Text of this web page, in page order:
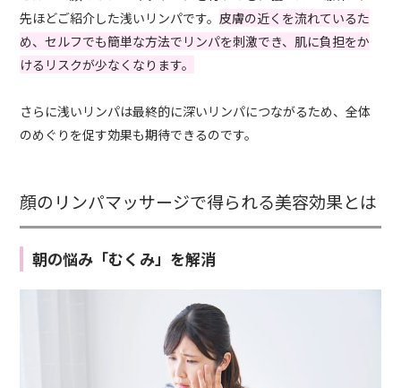
先ほどご紹介した浅いリンパです。 皮膚の近くを流れているた
め、セルフでも簡単な方法でリンパを刺激でき、肌に負担をか
けるリスクが少なくなります。
さらに浅いリンパは最終的に深いリンパにつながるため、全体
のめぐりを促す効果も期待できるのです。
顔のリンパマッサージで得られる美容効果とは
朝の悩み「むくみ」を解消